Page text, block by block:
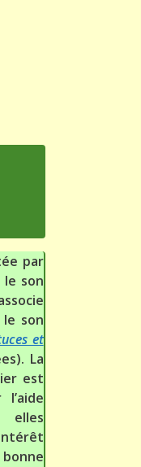
par
son
son
et
La
est
elles